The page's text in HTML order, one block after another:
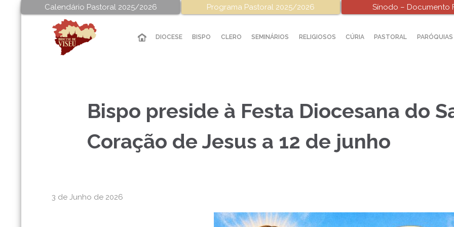
Calendário Pastoral 2025/2026 Programa Pastoral 2025/2026 Sínodo – Documento
DIOCESE BISPO CLERO SEMINÁRIOS RELIGIOSOS CÚRIA PASTORAL PARÓQUIAS
Bispo preside à Festa Diocesana do
Coração de Jesus a 12 de junho
3 de Junho de 2026